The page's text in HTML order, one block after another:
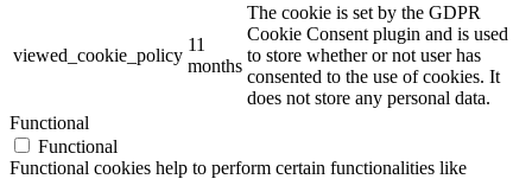
viewed_cookie_policy
11
months
The cookie is set by the GDPR
Cookie Consent plugin and is used
to store whether or not user has
consented to the use of cookies. It
does not store any personal data.
Functional
Functional
Functional cookies help to perform certain functionalities like